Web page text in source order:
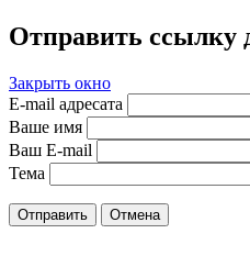
Отправить ссылку
Закрыть окно
E-mail адресата
Ваше имя
Ваш E-mail
Тема
Отправить Отмена